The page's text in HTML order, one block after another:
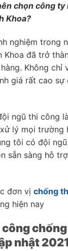
chọn công
Khoa?
nghiệm trong
Khoa đã trở
Không chỉ
giá rất cao sự
ngũ thi công
lý mọi trường
tôi có đội
sẵn sàng hỗ
đơn vị chống
hiện nay
công
nhật 2021